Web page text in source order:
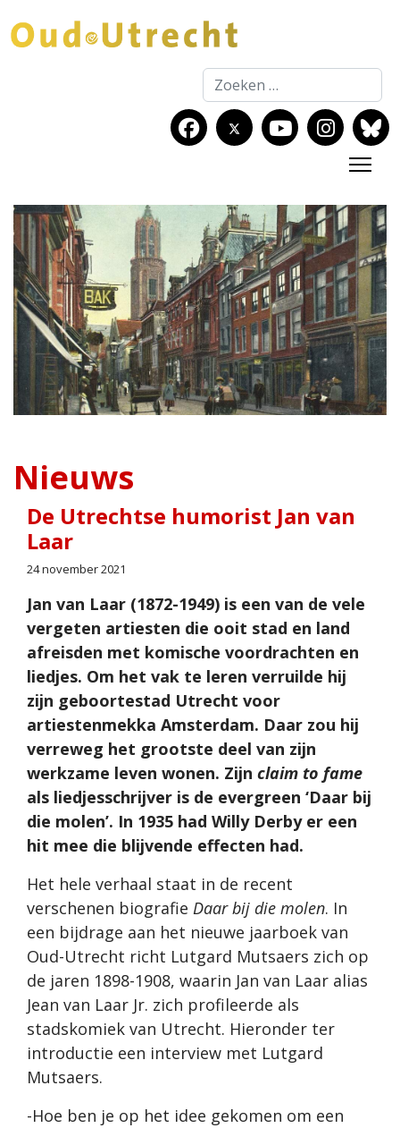
Zoeken
Nieuws
De Utrechtse humorist Jan van
Laar
24 november 2021
Jan van Laar (1872-1949) is een van de vele
vergeten artiesten die ooit stad en land
afreisden met komische voordrachten en
liedjes. Om het vak te leren verruilde hij
zijn geboortestad Utrecht voor
artiestenmekka Amsterdam. Daar zou hij
verreweg het grootste deel van zijn
werkzame leven wonen. Zijn claim to fame
als liedjesschrijver is de evergreen ‘Daar bij
die molen’. In 1935 had Willy Derby er een
hit mee die blijvende effecten had.
Het hele verhaal staat in de recent
verschenen biografie Daar bij die molen. In
een bijdrage aan het nieuwe jaarboek van
Oud-Utrecht richt Lutgard Mutsaers zich op
de jaren 1898-1908, waarin Jan van Laar alias
Jean van Laar Jr. zich profileerde als
stadskomiek van Utrecht. Hieronder ter
introductie een interview met Lutgard
Mutsaers.
-Hoe ben je op het idee gekomen om een